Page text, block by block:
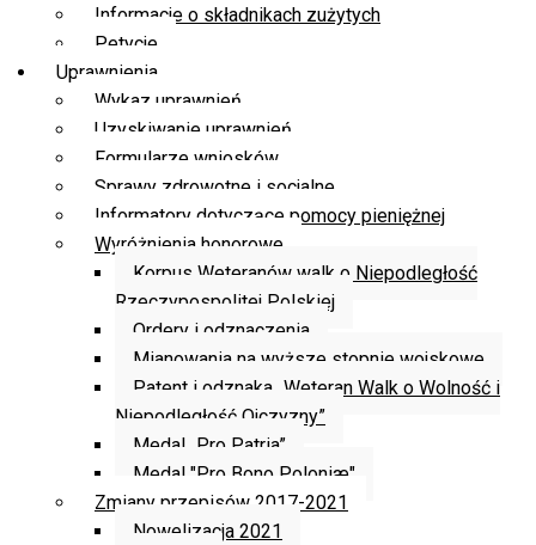
Informacje o składnikach zużytych
Petycje
Uprawnienia
Wykaz uprawnień
Uzyskiwanie uprawnień
Formularze wniosków
Sprawy zdrowotne i socjalne
Informatory dotyczące pomocy pieniężnej
Wyróżnienia honorowe
Korpus Weteranów walk o Niepodległość
Rzeczypospolitej Polskiej
Ordery i odznaczenia
Mianowania na wyższe stopnie wojskowe
Patent i odznaka „Weteran Walk o Wolność i
Niepodległość Ojczyzny”
Medal „Pro Patria”
Medal "Pro Bono Poloniæ"
Zmiany przepisów 2017-2021
Nowelizacja 2021